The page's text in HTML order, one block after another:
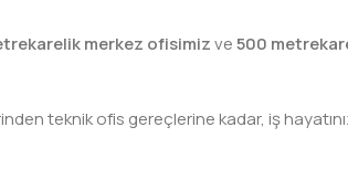
merkez ofisimizve500
teknik ofis gereçlerine kadar, iş